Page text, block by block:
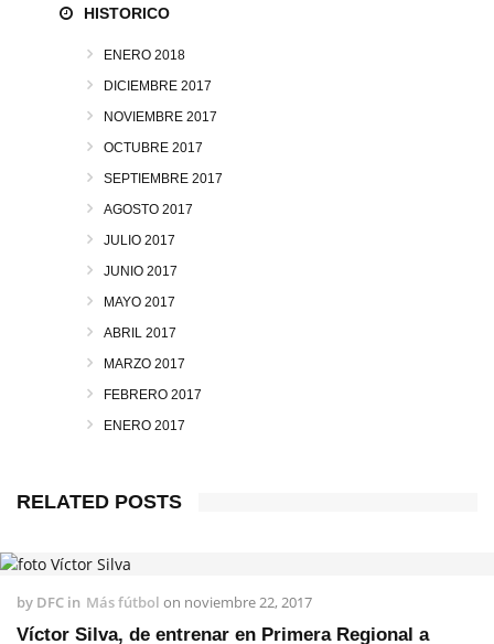
HISTORICO
ENERO 2018
DICIEMBRE 2017
NOVIEMBRE 2017
OCTUBRE 2017
SEPTIEMBRE 2017
AGOSTO 2017
JULIO 2017
JUNIO 2017
MAYO 2017
ABRIL 2017
MARZO 2017
FEBRERO 2017
ENERO 2017
RELATED POSTS
by DFC in Más fútbol on noviembre 22, 2017
Víctor Silva, de entrenar en Primera Regional a